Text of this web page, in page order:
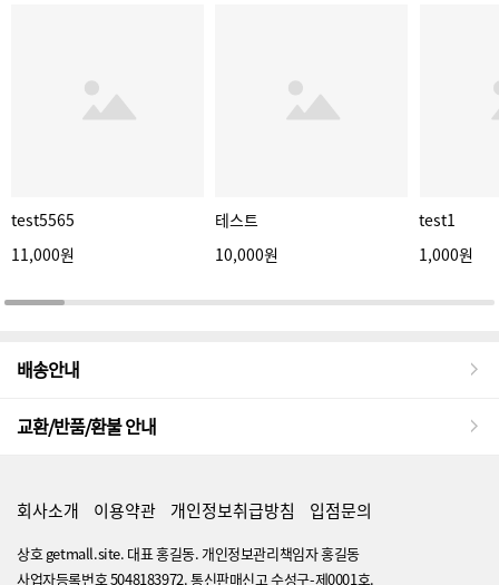
test5565
11,000원
테스트
10,000원
test1
1,000원
배송안내
교환/반품/환불 안내
회사소개 이용약관 개인정보취급방침 입점문의
상호 getmall.site. 대표 홍길동. 개인정보관리책임자 홍길동
사업자등록번호 5048183972. 통신판매신고 수성구-제0001호.